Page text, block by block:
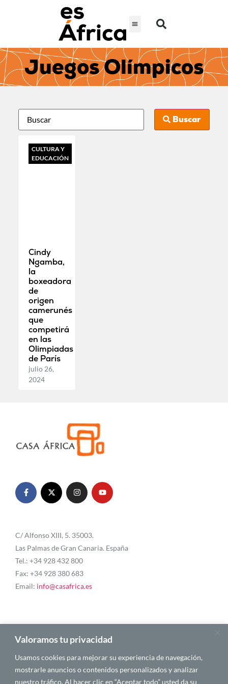
Valoramos tu privacidad
Usamos cookies para mejorar su experiencia de navegación,
mostrarle anuncios o contenidos personalizados y analizar
nuestro tráfico. Al hacer clic en “Aceptar todo” usted da su
Juegos Olímpicos
Buscar
CULTURA Y
EDUCACIÓN
Cindy
Ngamba,
la
boxeadora
de
origen
camerunés
que
competirá
en las
Olimpiadas
de París
julio 26,
2024
C/ Alfonso XIII, 5. 35003.
Las Palmas de Gran Canaria. España
Tel.: +34 928 432 800
Fax: +34 928 380 683
Email: info@casafrica.es
Blog
Quiénes somos